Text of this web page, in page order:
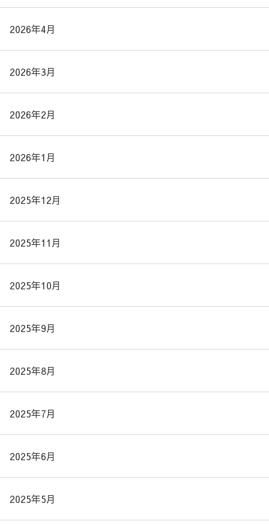
2026年4月
2026年3月
2026年2月
2026年1月
2025年12月
2025年11月
2025年10月
2025年9月
2025年8月
2025年7月
2025年6月
2025年5月